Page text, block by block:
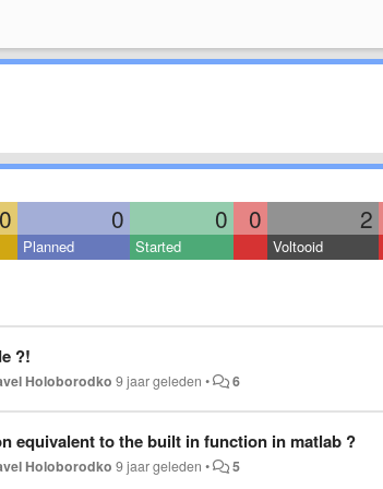
0 0 0 0 2
Planned Started Voltooid
?!
Holoborodko 9 jaar geleden • 6
equivalent to the built in function in matlab ?
Holoborodko 9 jaar geleden • 5